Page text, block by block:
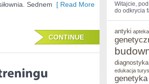
Sednem [ Read More
CONTINUE
Witajcie,
do ‌odkrycia
antyki apteka
diagnostyka
edukacja
genetyka